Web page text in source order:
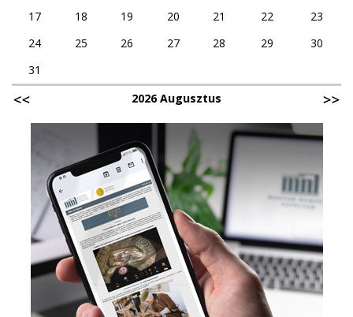
17
18 19 20 21 22
23
24
25 26 27 28 29
30
31
2026 Augusztus